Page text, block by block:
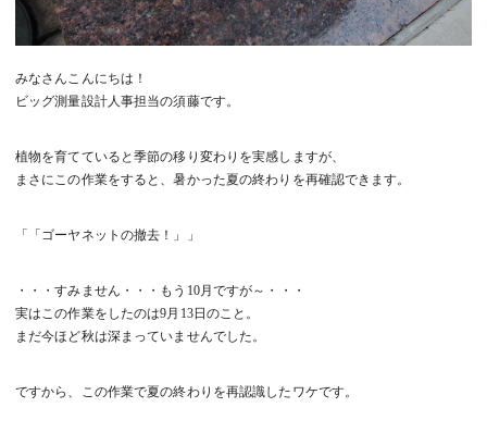
みなさんこんにちは！
ビッグ測量設計人事担当の須藤です。
植物を育てていると季節の移り変わりを実感しますが、
まさにこの作業をすると、暑かった夏の終わりを再確認できます。
「「ゴーヤネットの撤去！」」
・・・すみません・・・もう10月ですが～・・・
実はこの作業をしたのは9月13日のこと。
まだ今ほど秋は深まっていませんでした。
ですから、この作業で夏の終わりを再認識したワケです。